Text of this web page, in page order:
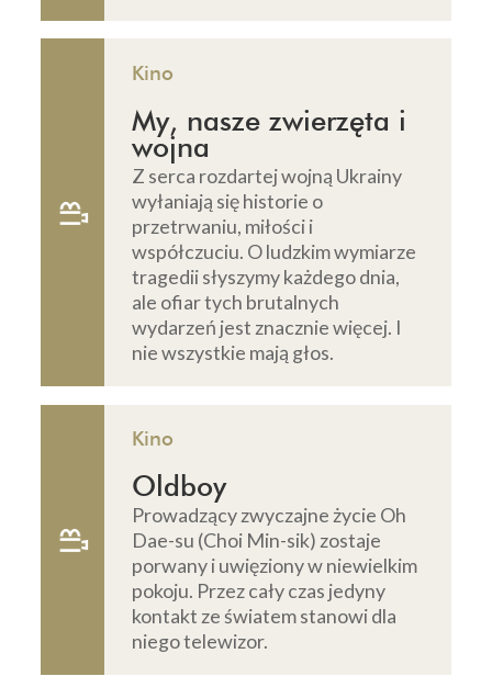
Kino
My, nasze zwierzęta i
wojna
Z serca rozdartej wojną Ukrainy
wyłaniają się historie o
przetrwaniu, miłości i
współczuciu. O ludzkim wymiarze
tragedii słyszymy każdego dnia,
ale ofiar tych brutalnych
wydarzeń jest znacznie więcej. I
nie wszystkie mają głos.
Kino
Oldboy
Prowadzący zwyczajne życie Oh
Dae-su (Choi Min-sik) zostaje
porwany i uwięziony w niewielkim
pokoju. Przez cały czas jedyny
kontakt ze światem stanowi dla
niego telewizor.